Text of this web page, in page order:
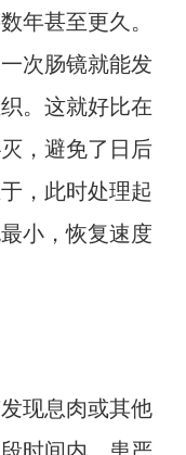
年甚至更久。
次肠镜就能发
。这就好比在
，避免了日后
，此时处理起
小，恢复速度
现息肉或其他